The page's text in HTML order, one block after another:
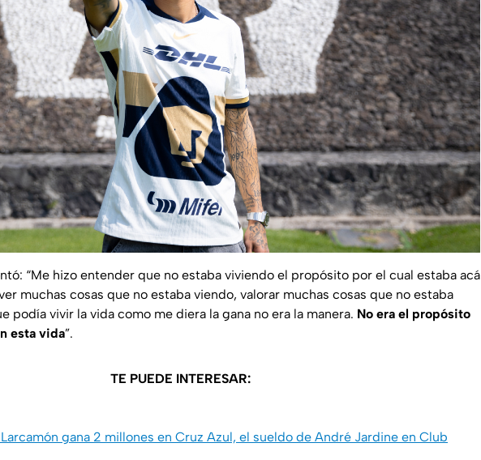
“Me hizo entender que no estaba viviendo el propósito por el cual estaba acá
muchas cosas que no estaba viendo, valorar muchas cosas que no estaba
podía vivir la vida como me diera la gana no era la manera. No era el propósito
esta vida”.
TE PUEDE INTERESAR:
gana 2 millones en Cruz Azul, el sueldo de André Jardine en Club